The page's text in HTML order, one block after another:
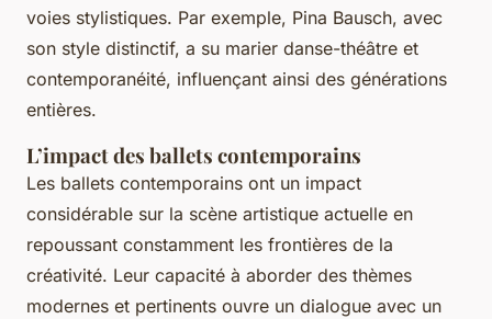
voies stylistiques. Par exemple, Pina Bausch, avec
son style distinctif, a su marier danse-théâtre et
contemporanéité, influençant ainsi des générations
entières.
L’impact des ballets contemporains
Les ballets contemporains ont un impact
considérable sur la scène artistique actuelle en
repoussant constamment les frontières de la
créativité. Leur capacité à aborder des thèmes
modernes et pertinents ouvre un dialogue avec un